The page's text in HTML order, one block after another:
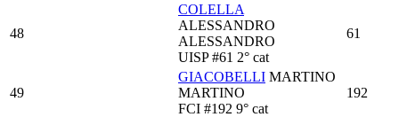
48
COLELLA
ALESSANDRO
ALESSANDRO
UISP #61 2° cat
61
49
GIACOBELLI MARTINO
MARTINO
FCI #192 9° cat
192